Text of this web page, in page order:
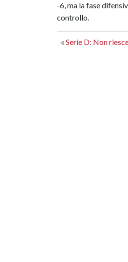
-6, ma la fase
controllo.
« Serie D: Non